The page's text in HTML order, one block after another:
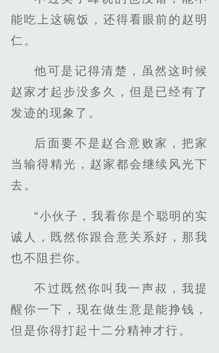
能吃上这碗饭，还得看眼前的赵明
仁。
他可是记得清楚，虽然这时候
赵家才起步没多久，但是已经有了
发迹的现象了。
后面要不是赵合意败家，把家
当输得精光，赵家都会继续风光下
去。
“小伙子，我看你是个聪明的实
诚人，既然你跟合意关系好，那我
也不阻拦你。
不过既然你叫我一声叔，我提
醒你一下，现在做生意是能挣钱，
但是你得打起十二分精神才行。